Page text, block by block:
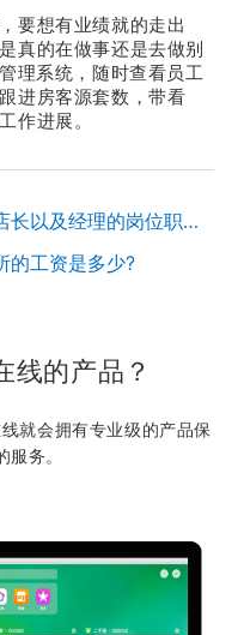
要想有业绩就的走出
真的在做事还是去做别
理系统，随时查看员工
进房客源套数，带看
作进展。
房地产中介公司店长以及经理的岗位职责是什么
的工资是多少?
线的产品？
就会拥有专业级的产品保
务。